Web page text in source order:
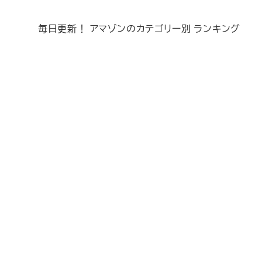
毎日更新！ アマゾンのカテゴリー別 ランキング